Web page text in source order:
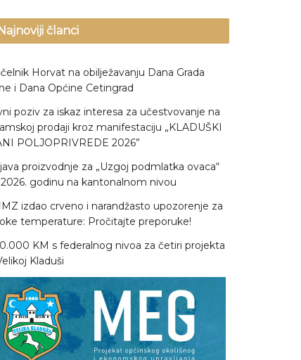
članci
Horvat na obilježavanju Dana Grada
i Dana Općine Cetingrad
poziv za iskaz interesa za učestvovanje na
prodaji kroz manifestaciju „KLADUŠKI
POLJOPRIVREDE 2026”
proizvodnje za „Uzgoj podmlatka ovaca“
godinu na kantonalnom nivou
izdao crveno i narandžasto upozorenje za
temperature: Pročitajte preporuke!
KM s federalnog nivoa za četiri projekta
Kladuši